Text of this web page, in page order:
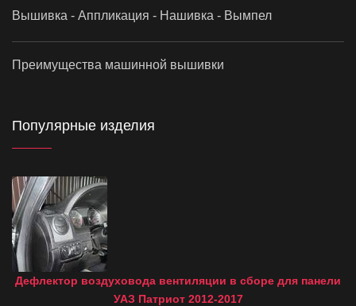
Вышивка - Аппликация - Нашивка - Вымпел
Преимущества машинной вышивки
Популярные изделия
Дефлектор воздуховода вентиляции в сборе для панели
УАЗ Патриот 2012-2017